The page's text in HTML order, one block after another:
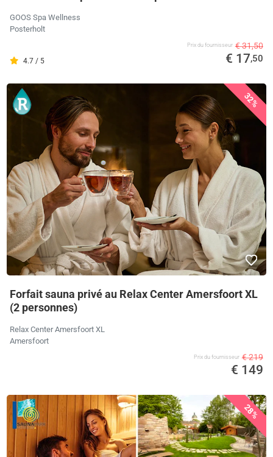
GOOS Spa Wellness
Posterholt
4.7 / 5
Prix ​​du fournisseur € 31,50
€ 17,50
32%
Forfait sauna privé au Relax Center Amersfoort XL
(2 personnes)
Relax Center Amersfoort XL
Amersfoort
Prix ​​du fournisseur € 219
€ 149
28%